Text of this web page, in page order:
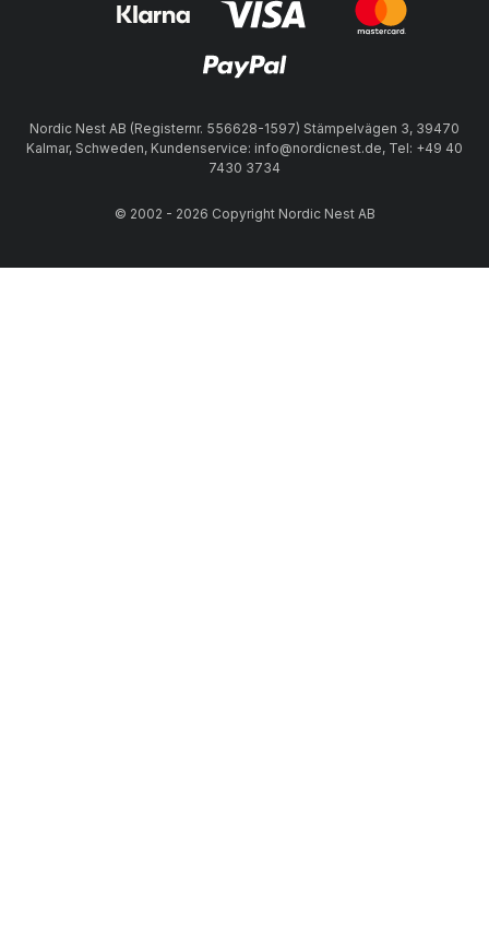
Nordic Nest AB (Registernr. 556628-1597) Stämpelvägen 3, 39470
Kalmar, Schweden, Kundenservice: info@nordicnest.de, Tel: +49 40
7430 3734
© 2002 - 2026 Copyright Nordic Nest AB